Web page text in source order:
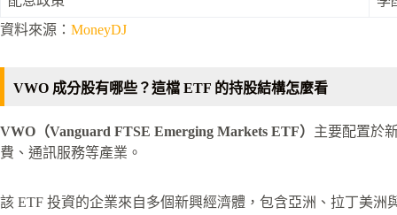
資料來源： MoneyDJ
VWO 成分股有哪些？這檔 ETF 的持股結構怎麼看
VWO（Vanguard FTSE Emerging Markets ETF） 主要配置於
費、通訊服務等產業。
該 ETF 投資的企業來自多個新興經濟體，包含亞洲、拉丁美洲